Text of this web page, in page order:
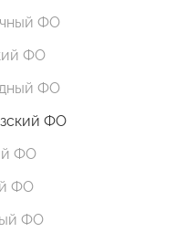
ФО
ФО
ФО
ФО
ФО
ФО
ФО